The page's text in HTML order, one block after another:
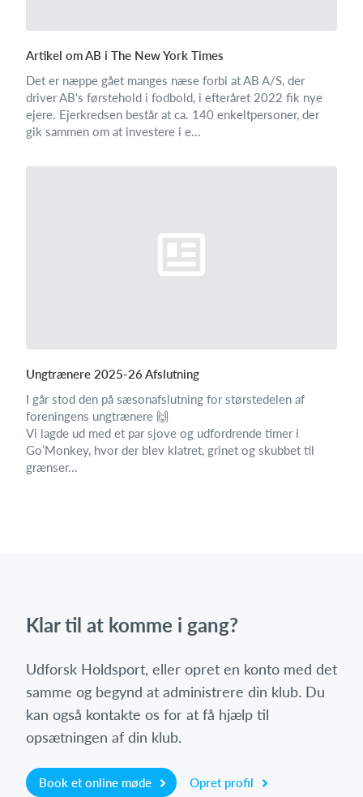
Artikel om AB i The New York Times
Det er næppe gået manges næse forbi at AB A/S, der
driver AB's førstehold i fodbold, i efteråret 2022 fik nye
ejere. Ejerkredsen består at ca. 140 enkeltpersoner, der
gik sammen om at investere i e...
Ungtrænere 2025-26 Afslutning
I går stod den på sæsonafslutning for størstedelen af
foreningens ungtrænere 🙌
Vi lagde ud med et par sjove og udfordrende timer i
Go’Monkey, hvor der blev klatret, grinet og skubbet til
grænser...
Klar til at komme i gang?
Udforsk Holdsport, eller opret en konto med det
samme og begynd at administrere din klub. Du
kan også kontakte os for at få hjælp til
opsætningen af din klub.
Book et online møde Opret profil